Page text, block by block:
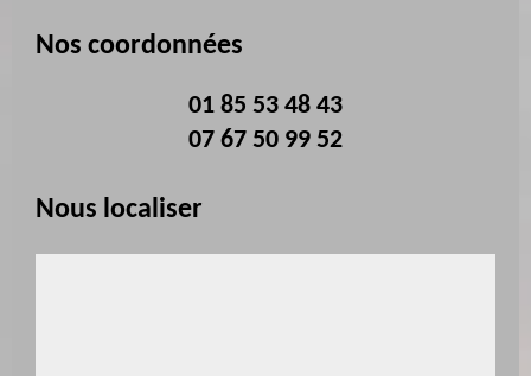
Nos coordonnées
01 85 53 48 43
07 67 50 99 52
Nous localiser